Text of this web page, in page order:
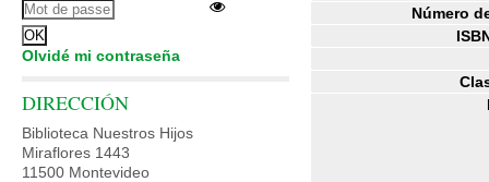
Número
Olvidé mi contraseña
DIRECCIÓN
Biblioteca Nuestros Hijos
Miraflores 1443
11500 Montevideo